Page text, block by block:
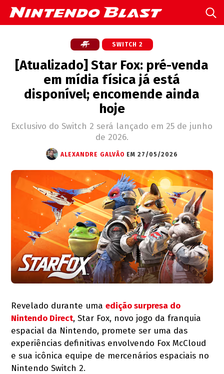
SWITCH 2
[Atualizado] Star Fox: pré-venda
em mídia física já está
disponível; encomende ainda
hoje
Exclusivo do Switch 2 será lançado em 25 de junho
de 2026.
ALEXANDRE GALVÃO EM 27/05/2026
Revelado durante umaedição surpresa do
Nintendo Direct, Star Fox, novo jogo da franquia
espacial da Nintendo, promete ser uma das
experiências definitivas envolvendo Fox McCloud
e sua icônica equipe de mercenários espaciais no
Nintendo Switch 2.